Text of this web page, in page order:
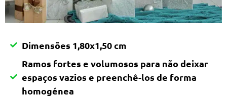
Dimensões 1,80x1,50 cm
Ramos fortes e volumosos para não deixar
espaços vazios e preenchê-los de forma
homogénea